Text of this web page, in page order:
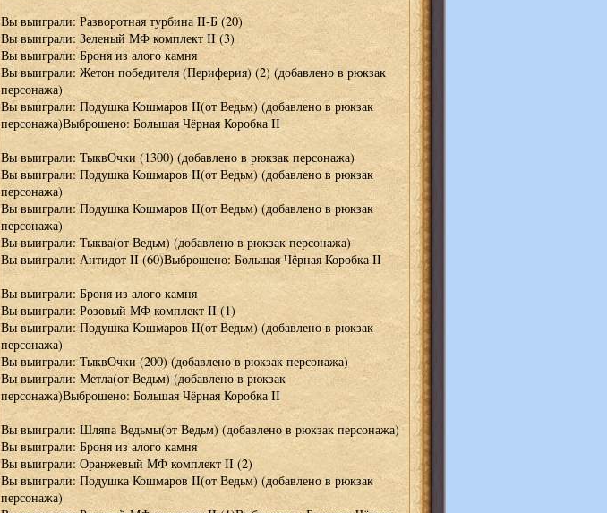
Вы выиграли: Разворотная турбина II-Б (20)
Вы выиграли: Зеленый МФ комплект II (3)
Вы выиграли: Броня из алого камня
Вы выиграли: Жетон победителя (Периферия) (2) (добавлено в рюкзак
персонажа)
Вы выиграли: Подушка Кошмаров II(от Ведьм) (добавлено в рюкзак
персонажа)Выброшено: Большая Чёрная Коробка II
Вы выиграли: ТыквОчки (1300) (добавлено в рюкзак персонажа)
Вы выиграли: Подушка Кошмаров II(от Ведьм) (добавлено в рюкзак
персонажа)
Вы выиграли: Подушка Кошмаров II(от Ведьм) (добавлено в рюкзак
персонажа)
Вы выиграли: Тыква(от Ведьм) (добавлено в рюкзак персонажа)
Вы выиграли: Антидот II (60)Выброшено: Большая Чёрная Коробка II
Вы выиграли: Броня из алого камня
Вы выиграли: Розовый МФ комплект II (1)
Вы выиграли: Подушка Кошмаров II(от Ведьм) (добавлено в рюкзак
персонажа)
Вы выиграли: ТыквОчки (200) (добавлено в рюкзак персонажа)
Вы выиграли: Метла(от Ведьм) (добавлено в рюкзак
персонажа)Выброшено: Большая Чёрная Коробка II
Вы выиграли: Шляпа Ведьмы(от Ведьм) (добавлено в рюкзак персонажа)
Вы выиграли: Броня из алого камня
Вы выиграли: Оранжевый МФ комплект II (2)
Вы выиграли: Подушка Кошмаров II(от Ведьм) (добавлено в рюкзак
персонажа)